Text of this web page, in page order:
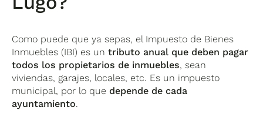
Como puede que ya sepas, el Impuesto de Bienes
Inmuebles (IBI) es untributo anual que deben pagar
todos los propietarios de inmuebles, sean
viviendas, garajes, locales, etc. Es un impuesto
municipal, por lo que depende de cada
ayuntamiento.